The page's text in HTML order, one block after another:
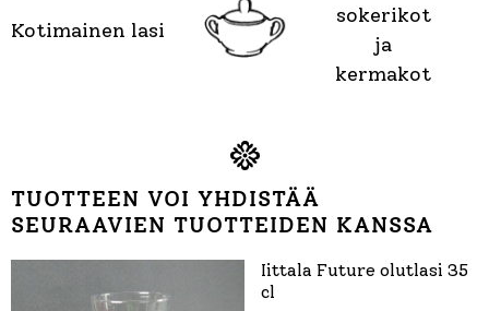
Kotimainen lasi
sokerikot
ja
kermakot
TUOTTEEN VOI YHDISTÄÄ
SEURAAVIEN TUOTTEIDEN KANSSA
Iittala Future olutlasi 35
cl